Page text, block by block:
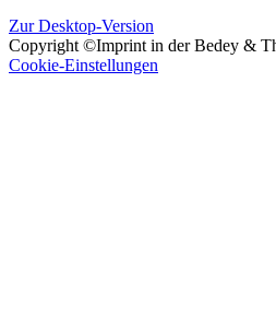
Zur Desktop-Version
Copyright ©Imprint in der Bedey &
Cookie-Einstellungen